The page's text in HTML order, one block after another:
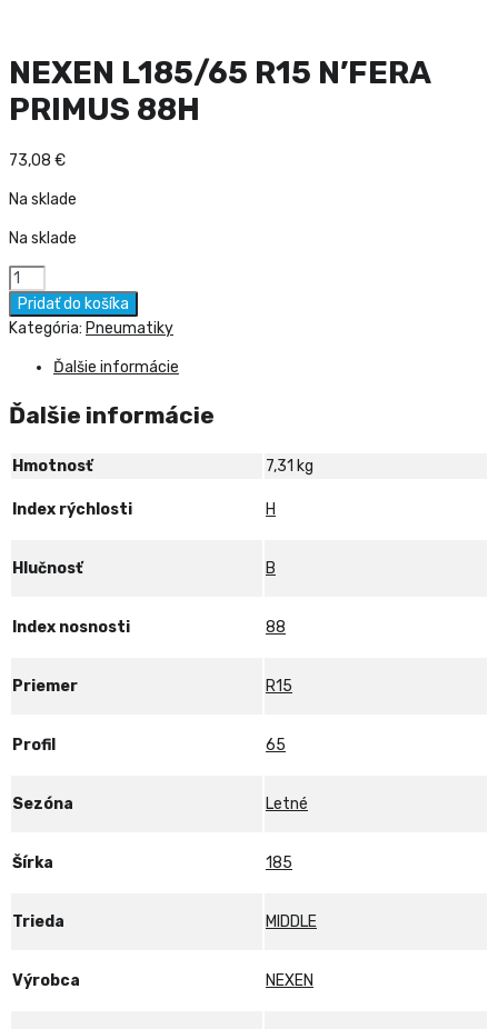
NEXEN L185/65 R15 N’FERA
PRIMUS 88H
73,08 €
Na sklade
Na sklade
množstvo
NEXEN
L185/65
N'FERA
88H
Pridať do košíka
Kategória: Pneumatiky
Ďalšie informácie
Ďalšie informácie
Hmotnosť 7,31 kg
Index rýchlosti H
Hlučnosť B
Index nosnosti 88
Priemer R15
Profil 65
Sezóna Letné
Šírka 185
Trieda MIDDLE
Výrobca NEXEN